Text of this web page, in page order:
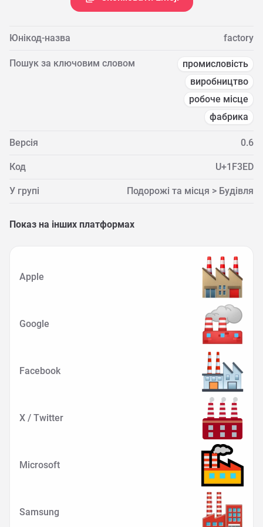
Юнікод-назва factory
Пошук за ключовим словом
промисловість
виробництво
робоче місце
фабрика
Версія 0.6
Код U+1F3ED
У групі Подорожі та місця > Будівля
Показ на інших платформах
Apple
Google
Facebook
X / Twitter
Microsoft
Samsung